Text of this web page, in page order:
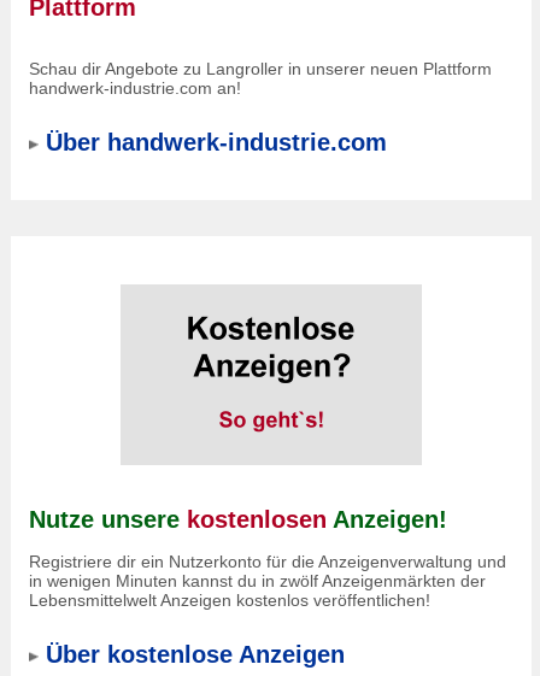
Plattform
Schau dir Angebote zu Langroller in unserer neuen Plattform
handwerk-industrie.com an!
Über handwerk-industrie.com
Nutze unsere kostenlosen Anzeigen!
Registriere dir ein Nutzerkonto für die Anzeigenverwaltung und
in wenigen Minuten kannst du in zwölf Anzeigenmärkten der
Lebensmittelwelt Anzeigen kostenlos veröffentlichen!
Über kostenlose Anzeigen